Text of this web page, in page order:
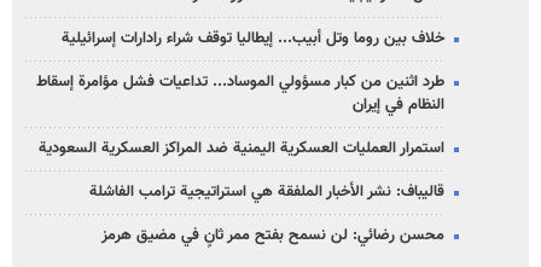
خلاف بين روما وتل أبيب... إيطاليا توقف شراء رادارات إسرائيلية
طرد اثنين من كبار مسؤولي الموساد... تداعيات فشل مؤامرة إسقاط
النظام في إيران
استمرار العمليات العسكرية اليمنية ضد المراكز العسكرية السعودية
قاليباف: نشر الأخبار الملفقة هي استراتيجية ترامب الفاشلة
محسن رضائي: لن نسمح بفتح ممر ثانٍ في مضيق هرمز